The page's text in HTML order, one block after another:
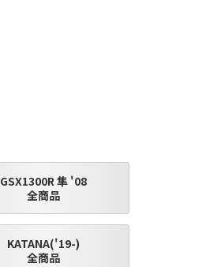
GSX1300R 隼 '08
全商品
KATANA('19-)
全商品